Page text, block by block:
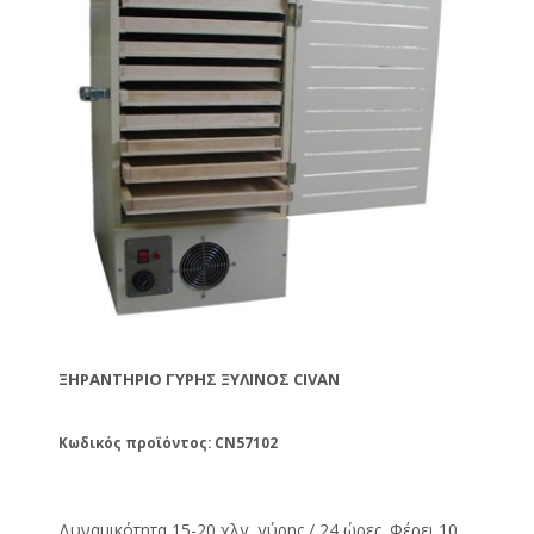
ΞΗΡΑΝΤΉΡΙΟ ΓΎΡΗΣ ΞΎΛΙΝΟΣ CIVAN
Κωδικός προϊόντος: CN57102